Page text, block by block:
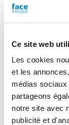
Ce site web
Les cookies
et les
médias
partageons
notre site avec
publicité et